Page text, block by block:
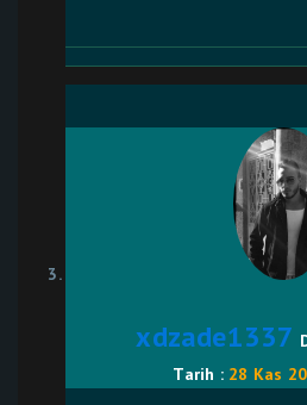
xdzade1337
Tarih : 28 Kas